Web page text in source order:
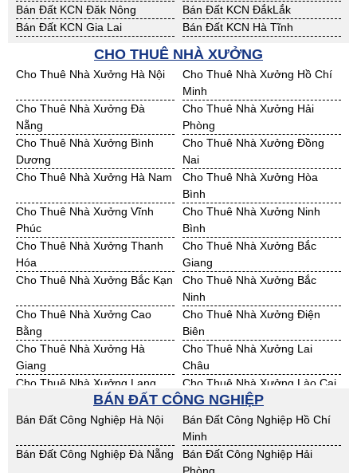
Bán Đất KCN Đăk Nông
Bán Đất KCN ĐắkLắk
Bán Đất KCN Gia Lai
Bán Đất KCN Hà Tĩnh
Bán Đất KCN Nghệ An
Bán Đất KCN Ninh Thuận
Bán Đất KCN Phú Yên
Bán Đất KCN Quảng Bình
Bán Đất KCN Quảng Nam
Bán Đất KCN Quảng Ngãi
Bán Đất KCN Bà Rịa - VT
Bán Đất KCN Cần Thơ
Bán Đất KCN An Giang
Bán Đất KCN Bạc Liêu
Bán Đất KCN Bến Tre
Bán Đất KCN Bình Phước
Bán Đất KCN Cà Mau
Bán Đất KCN Đồng Tháp
Bán Đất KCN Hậu Giang
Bán Đất KCN Kiên Giang
Bán Đất KCN Long An
Bán Đất KCN Sóc Trăng
Bán Đất KCN Tây Ninh
Bán Đất KCN Tiền Giang
Bán Đất KCN Trà Vinh
Bán Đất KCN Vĩnh Long
Bán Đất KCN Hải Dương
Bán Đất KCN Hưng Yên
Bán Đất KCN Quảng Ninh
CHO THUÊ NHÀ XƯỞNG
Cho Thuê Nhà Xưởng Hà Nội
Cho Thuê Nhà Xưởng Hồ Chí
Minh
Cho Thuê Nhà Xưởng Đà
Nẵng
Cho Thuê Nhà Xưởng Hải
Phòng
Cho Thuê Nhà Xưởng Bình
Dương
Cho Thuê Nhà Xưởng Đồng
Nai
Cho Thuê Nhà Xưởng Hà Nam
Cho Thuê Nhà Xưởng Hòa
Bình
Cho Thuê Nhà Xưởng Vĩnh
Phúc
Cho Thuê Nhà Xưởng Ninh
Bình
Cho Thuê Nhà Xưởng Thanh
Hóa
Cho Thuê Nhà Xưởng Bắc
Giang
Cho Thuê Nhà Xưởng Bắc Kạn
Cho Thuê Nhà Xưởng Bắc
Ninh
Cho Thuê Nhà Xưởng Cao
Bằng
Cho Thuê Nhà Xưởng Điện
Biên
Cho Thuê Nhà Xưởng Hà
Giang
Cho Thuê Nhà Xưởng Lai
Châu
Cho Thuê Nhà Xưởng Lạng
Cho Thuê Nhà Xưởng Lào Cai
Cho Thuê Nhà Xưởng Nam
Cho Thuê Nhà Xưởng Phú Thọ
Cho Thuê Nhà Xưởng Sơn La
Cho Thuê Nhà Xưởng Thái
Bình
BÁN ĐẤT CÔNG NGHIỆP
Bán Đất Công Nghiệp Hà Nội
Bán Đất Công Nghiệp Hồ Chí
Minh
Bán Đất Công Nghiệp Đà Nẵng
Bán Đất Công Nghiệp Hải